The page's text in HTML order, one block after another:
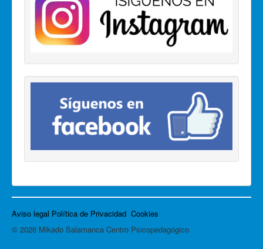
Aviso legal Política de Privacidad Cookies
© 2026 Mikado Salamanca Centro Psicopedagógico